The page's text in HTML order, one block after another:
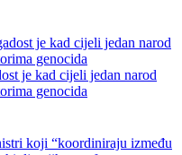
je kad cijeli jedan narod
genocida